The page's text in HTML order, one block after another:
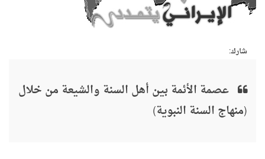
شارك:
عصمة الأئمة بين أهل السنة والشيعة من خلال
(منهاج السنة النبوية)